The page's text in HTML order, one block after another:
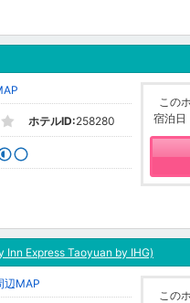
ホテルID:258280
この
宿泊日
Inn Express Taoyuan by IHG)
辺MAP
この